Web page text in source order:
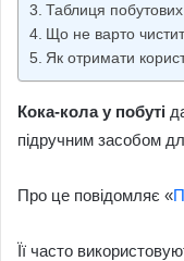
Таблиця побутових
Що не варто
Як отримати
Кока-кола у побуті
підручним засобом
Про це повідомляє «
Її часто